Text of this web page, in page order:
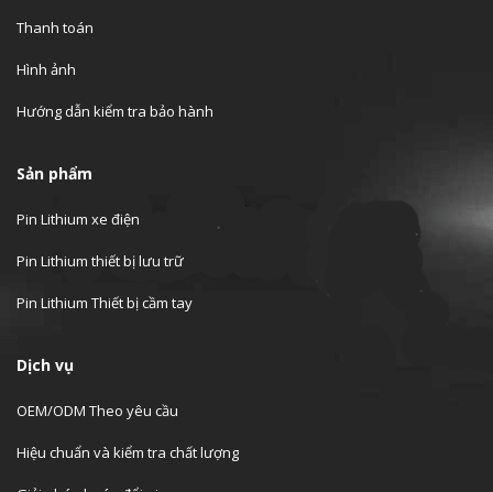
Thanh toán
Hình ảnh
Hướng dẫn kiểm tra bảo hành
Sản phẩm
Pin Lithium xe điện
Pin Lithium thiết bị lưu trữ
Pin Lithium Thiết bị cầm tay
Dịch vụ
OEM/ODM Theo yêu cầu
Hiệu chuẩn và kiểm tra chất lượng